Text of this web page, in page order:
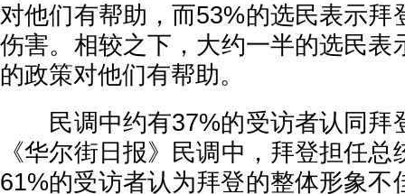
对他们有帮助，而53%的选民表示拜
伤害。相较之下，大约一半的选民表
的政策对他们有帮助。
民调中约有37%的受访者认同拜
《华尔街日报》民调中，拜登担任
61%的受访者认为拜登的整体形象不